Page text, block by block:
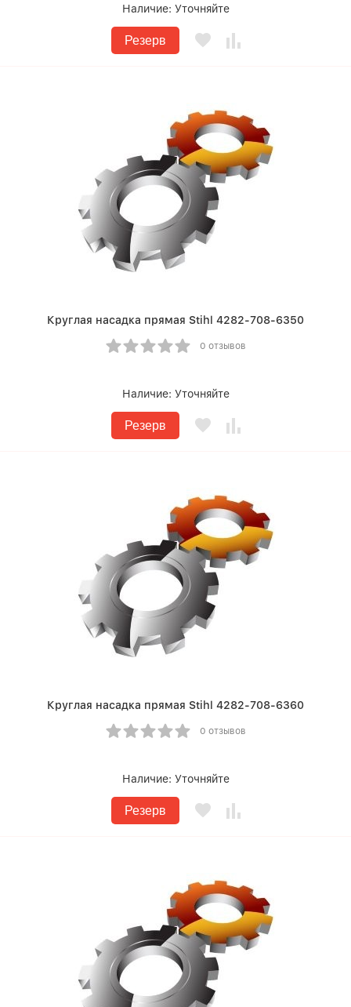
Наличие: Уточняйте
Резерв
Круглая насадка прямая Stihl 4282-708-6350
0 отзывов
Наличие: Уточняйте
Резерв
Круглая насадка прямая Stihl 4282-708-6360
0 отзывов
Наличие: Уточняйте
Резерв